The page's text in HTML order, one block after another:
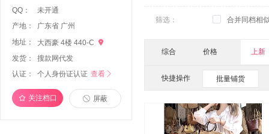
QQ：
未开通
产地：
广东省 广州
地址：
大西豪 4楼 440-C 
发货：
搜款网代发
认证：
个人身份证认证 查看
关注档口 屏蔽
筛选： 合并同档相
综合 价格 上新
快捷操作 批量铺货